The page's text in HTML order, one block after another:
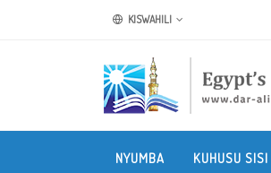
KISWAHILI
NYUMBA KUHUSU SISI